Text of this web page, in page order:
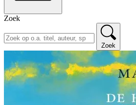
Zoek
Zoek